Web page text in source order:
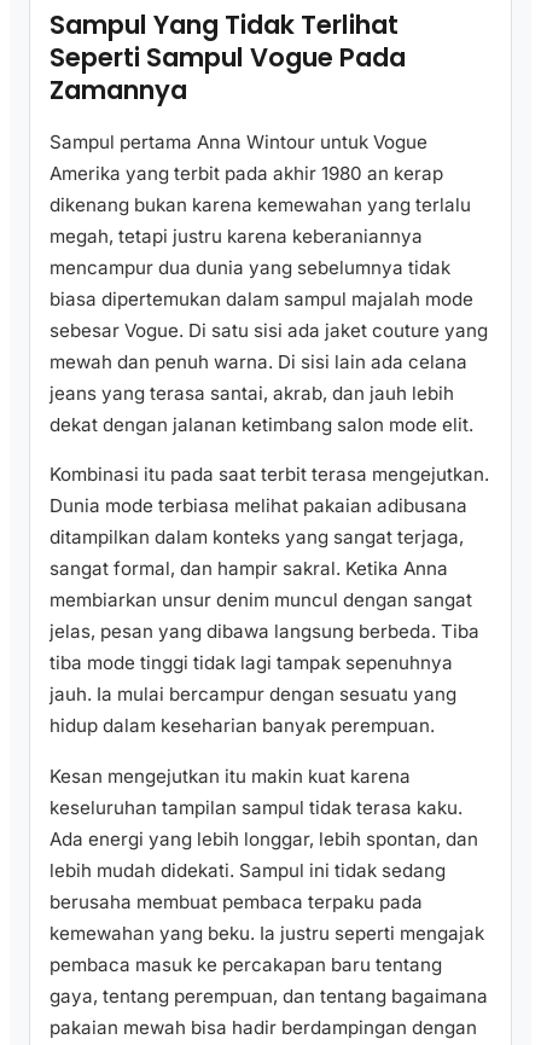
Sampul Yang Tidak Terlihat
Seperti Sampul Vogue Pada
Zamannya
Sampul pertama Anna Wintour untuk Vogue
Amerika yang terbit pada akhir 1980 an kerap
dikenang bukan karena kemewahan yang terlalu
megah, tetapi justru karena keberaniannya
mencampur dua dunia yang sebelumnya tidak
biasa dipertemukan dalam sampul majalah mode
sebesar Vogue. Di satu sisi ada jaket couture yang
mewah dan penuh warna. Di sisi lain ada celana
jeans yang terasa santai, akrab, dan jauh lebih
dekat dengan jalanan ketimbang salon mode elit.
Kombinasi itu pada saat terbit terasa mengejutkan.
Dunia mode terbiasa melihat pakaian adibusana
ditampilkan dalam konteks yang sangat terjaga,
sangat formal, dan hampir sakral. Ketika Anna
membiarkan unsur denim muncul dengan sangat
jelas, pesan yang dibawa langsung berbeda. Tiba
tiba mode tinggi tidak lagi tampak sepenuhnya
jauh. Ia mulai bercampur dengan sesuatu yang
hidup dalam keseharian banyak perempuan.
Kesan mengejutkan itu makin kuat karena
keseluruhan tampilan sampul tidak terasa kaku.
Ada energi yang lebih longgar, lebih spontan, dan
lebih mudah didekati. Sampul ini tidak sedang
berusaha membuat pembaca terpaku pada
kemewahan yang beku. Ia justru seperti mengajak
pembaca masuk ke percakapan baru tentang
gaya, tentang perempuan, dan tentang bagaimana
pakaian mewah bisa hadir berdampingan dengan